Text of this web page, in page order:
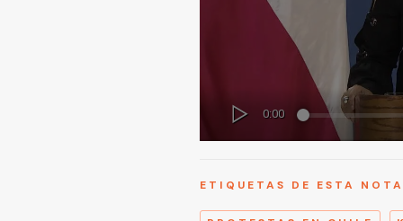
ETIQUETAS DE ESTA NOTA